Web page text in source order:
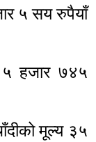
५ सय रुपैयाँ
हजार ७४५
मूल्य ३५